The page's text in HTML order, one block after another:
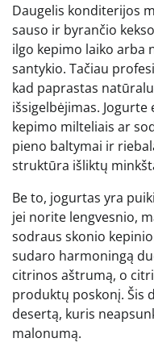
Daugelis konditerijos
sauso ir byrančio
ilgo kepimo laiko arba
santykio. Tačiau
kad paprastas
išsigelbėjimas.
kepimo milteliais ar
pieno baltymai ir
struktūra išliktų
Be to, jogurtas yra
jei norite lengvesnio,
sodraus skonio
sudaro harmoningą
citrinos aštrumą, o
produktų poskonį. Šis
desertą, kuris
malonumą.